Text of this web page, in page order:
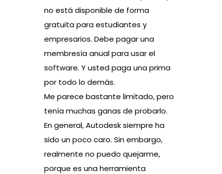
no está disponible de forma
gratuita para estudiantes y
empresarios. Debe pagar una
membresía anual para usar el
software. Y usted paga una prima
por todo lo demás.
Me parece bastante limitado, pero
tenía muchas ganas de probarlo.
En general, Autodesk siempre ha
sido un poco caro. Sin embargo,
realmente no puedo quejarme,
porque es una herramienta